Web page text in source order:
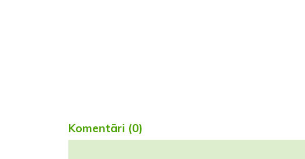
Komentāri (0)